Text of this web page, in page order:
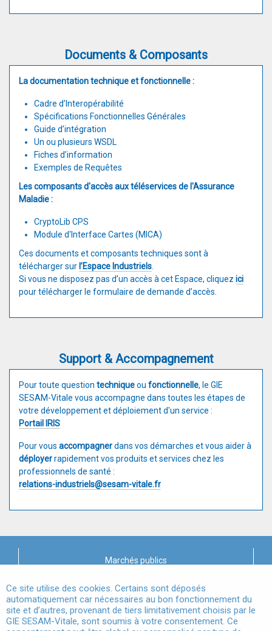
Documents & Composants
La documentation technique et fonctionnelle :
Cadre d’Interopérabilité
Spécifications Fonctionnelles Générales
Guide d’intégration
Un ou plusieurs WSDL
Fiches d’information
Exemples de Requêtes
Les composants d'accès aux téléservices de l'Assurance
Maladie :
CryptoLib CPS
Module d'Interface Cartes (MICA)
Ces documents et composants techniques sont à
télécharger sur l’Espace Industriels
Si vous ne disposez pas d’un accès à cet Espace, cliquez ici
pour télécharger le formulaire de demande d’accès.
Support & Accompagnement
Pour toute question techniqueou fonctionnelle, le GIE
SESAM-Vitale vous accompagne dans toutes les étapes de
votre développement et déploiement d'un service :
Portail IRIS
Pour vous accompagnerdans vos démarches et vous aider à
déployerrapidement vos produits et services chez les
professionnels de santé :
relations-industriels@sesam-vitale.fr
Marchés publics
Mentions légales
Conditions Générales d'Utilisation
Ce site utilise des cookies. Certains sont déposés
automatiquement car nécessaires au bon fonctionnement du
site et d’autres, provenant de tiers limitativement choisis par le
GIE SESAM-Vitale, sont soumis à votre consentement. Ce